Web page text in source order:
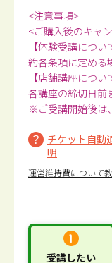
<注意事項>
<ご購入後のキャ
【体験受講につ
約各条項に定める
【店舗講座につ
各講座の締切日前
※ご受講開始後は
チケット自動
明
運営維持費について
受講したい